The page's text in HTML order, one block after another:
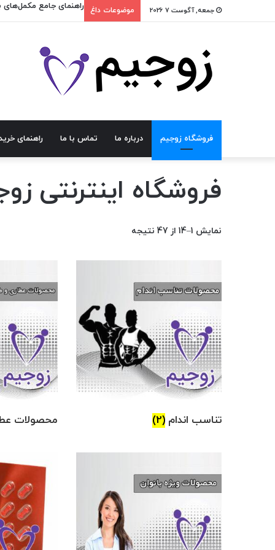
جمعه, آگوست 7 2026 موضوعات داغ راهنمای جامع مکمل‌های
فروشگاه زوجیم درباره ما تماس با ما راهنمای
فروشگاه اینترنتی
نمایش 1–14 از 47 نتیجه
تناسب اندام (2) محصولات